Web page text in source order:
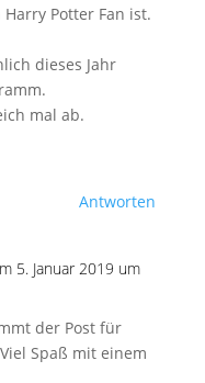
Potter Fan ist.
dieses Jahr
mal ab.
Antworten
5. Januar 2019 um
der Post für
Spaß mit einem